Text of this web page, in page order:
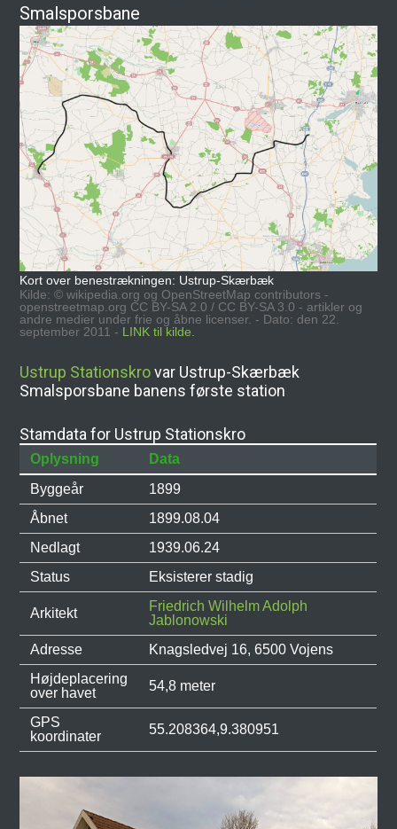
Smalsporsbane
Kort over benestrækningen: Ustrup-Skærbæk
Kilde: © wikipedia.org og OpenStreetMap contributors -
openstreetmap.org CC BY-SA 2.0 / CC BY-SA 3.0 - artikler og
andre medier under frie og åbne licenser. - Dato: den 22.
september 2011 - LINK til kilde.
Ustrup Stationskrovar Ustrup-Skærbæk
Smalsporsbane banens første station
Stamdata for Ustrup Stationskro
Oplysning
Data
Byggeår
1899
Åbnet
1899.08.04
Nedlagt
1939.06.24
Status
Eksisterer stadig
Arkitekt
Friedrich Wilhelm Adolph
Jablonowski
Adresse
Knagsledvej 16, 6500 Vojens
Højdeplacering
over havet
54,8 meter
GPS
koordinater
55.208364,9.380951